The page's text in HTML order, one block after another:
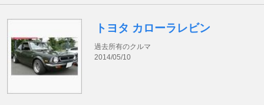
トヨタ カローラレビン
過去所有のクルマ
2014/05/10